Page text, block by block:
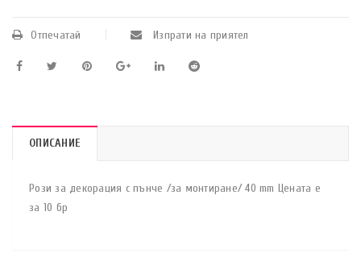
Отпечатай Изпрати на приятел
ОПИСАНИЕ
Рози за декорация с пънче /за монтиране/ 40 mm Цената е
за 10 бр